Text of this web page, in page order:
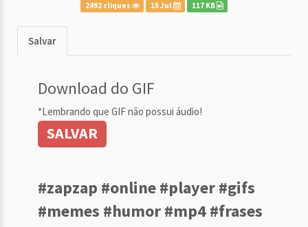
2492 cliques 15 Jul 117 KB
Salvar
Download do GIF
*Lembrando que GIF não possui áudio!
SALVAR
#zapzap #online #player #gifs
#memes #humor #mp4 #frases